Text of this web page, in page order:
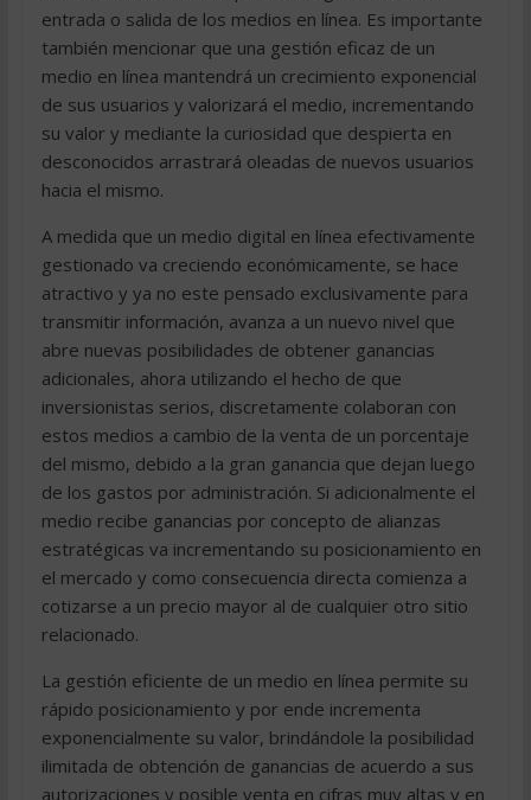
entrada o salida de los medios en línea. Es importante
también mencionar que una gestión eficaz de un
medio en línea mantendrá un crecimiento exponencial
de sus usuarios y valorizará el medio, incrementando
su valor y mediante la curiosidad que despierta en
desconocidos arrastrará oleadas de nuevos usuarios
hacia el mismo.
A medida que un medio digital en línea efectivamente
gestionado va creciendo económicamente, se hace
atractivo y ya no este pensado exclusivamente para
transmitir información, avanza a un nuevo nivel que
abre nuevas posibilidades de obtener ganancias
adicionales, ahora utilizando el hecho de que
inversionistas serios, discretamente colaboran con
estos medios a cambio de la venta de un porcentaje
del mismo, debido a la gran ganancia que dejan luego
de los gastos por administración. Si adicionalmente el
medio recibe ganancias por concepto de alianzas
estratégicas va incrementando su posicionamiento en
el mercado y como consecuencia directa comienza a
cotizarse a un precio mayor al de cualquier otro sitio
relacionado.
La gestión eficiente de un medio en línea permite su
rápido posicionamiento y por ende incrementa
exponencialmente su valor, brindándole la posibilidad
ilimitada de obtención de ganancias de acuerdo a sus
autorizaciones y posible venta en cifras muy altas y en